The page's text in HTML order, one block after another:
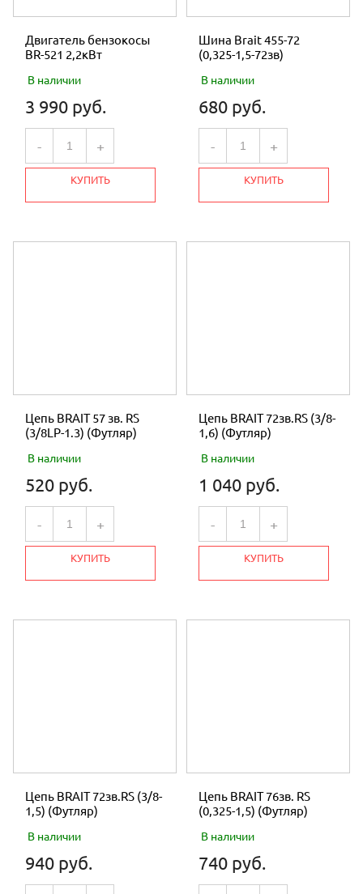
Двигатель бензокосы
BR-521 2,2кВт
В наличии
3 990 руб.
- +
КУПИТЬ
Шина Brait 455-72
(0,325-1,5-72зв)
В наличии
680 руб.
- +
КУПИТЬ
Цепь BRAIT 57 зв. RS
(3/8LP-1.3) (Футляр)
В наличии
520 руб.
- +
КУПИТЬ
Цепь BRAIT 72зв.RS (3/8-
1,6) (Футляр)
В наличии
1 040 руб.
- +
КУПИТЬ
Цепь BRAIT 72зв.RS (3/8-
1,5) (Футляр)
В наличии
940 руб.
Цепь BRAIT 76зв. RS
(0,325-1,5) (Футляр)
В наличии
740 руб.